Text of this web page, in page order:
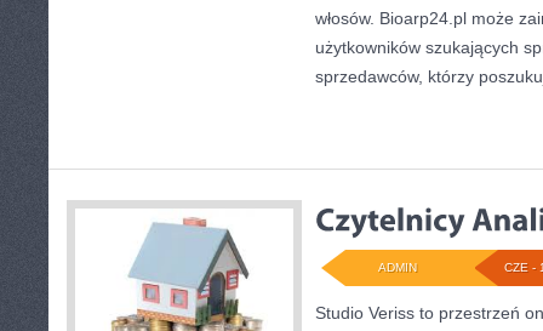
włosów. Bioarp24.pl może
użytkowników szukających
sprzedawców, którzy
CZE -
ADMIN
Studio Veriss to przestrzeń